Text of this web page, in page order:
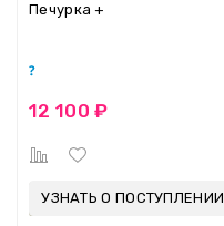
Печурка +
12 100 ₽
УЗНАТЬ О ПОСТУПЛЕНИИ